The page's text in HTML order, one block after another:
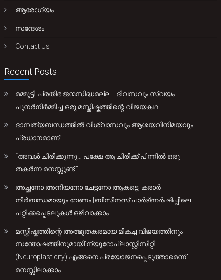
ആരോഗ്യം
സന്ദേശം
Contact Us
Recent Posts
മമ്മൂട്ടി: പ്രതിഭ ജന്മസിദ്ധമല്ല… ദിവസവും സ്വയം
പുനർനിർമ്മിച്ച ഒരു മസ്തിഷ്കത്തിന്റെ വിജയകഥ
ദാമ്പത്യബന്ധത്തിൽ വിശ്വാസവും ആശയവിനിമയവും
പ്രധാനമാണ്.
“അവൾ ചിരിക്കുന്നു… പക്ഷേ ആ ചിരിക്ക് പിന്നിൽ ഒരു
തകർന്ന മനസ്സുണ്ട്.”
അച്ഛനോ അനിയനോ ചേട്ടനോ ആകട്ടെ, കരാർ
നിർബന്ധമായും വേണം |ബിസിനസ് പാർട്ണർഷിപ്പിലെ
പറ്റിക്കപ്പെടലുകൾ ഒഴിവാക്കാം..
മസ്തിഷ്കത്തിന്റെ അത്ഭുതകരമായ മികച്ച വിജയത്തിനും
സന്തോഷത്തിനുമായി’ന്യൂറോപ്ലാസ്റ്റിസിറ്റി’
(Neuroplasticity):എങ്ങനെ പ്രയോജനപ്പെടുത്താമെന്ന്
മനസ്സിലാക്കാം.